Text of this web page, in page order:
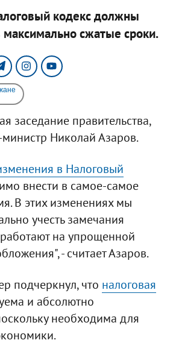
кодекс должны
сжатые сроки.
заседание правительства,
Николай Азаров.
в Налоговый
внести в самое-самое
В этих изменениях мы
учесть замечания
на упрощенной
- считает Азаров.
подчеркнул, что налоговая
и абсолютно
необходима для